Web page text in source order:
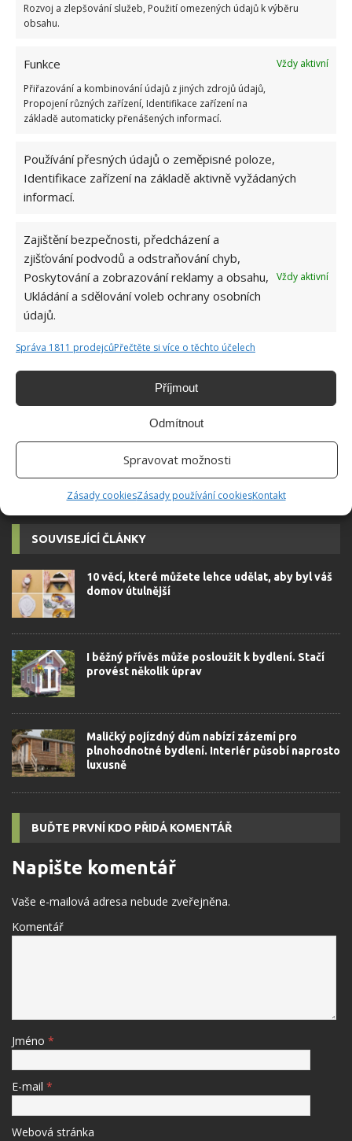
Rozvoj a zlepšování služeb, Použití omezených údajů k výběru
obsahu.
Funkce
Vždy aktivní
Přiřazování a kombinování údajů z jiných zdrojů údajů,
Propojení různých zařízení, Identifikace zařízení na
základě automaticky přenášených informací.
Používání přesných údajů o zeměpisné poloze,
Identifikace zařízení na základě aktivně vyžádaných
informací.
Zajištění bezpečnosti, předcházení a
zjišťování podvodů a odstraňování chyb,
Poskytování a zobrazování reklamy a obsahu,
Ukládání a sdělování voleb ochrany osobních
údajů.
Vždy aktivní
Správa 1811 prodejcůPřečtěte si více o těchto účelech
Příjmout
Odmítnout
Spravovat možnosti
Zásady cookiesZásady používání cookiesKontakt
BYDLENÍ CELEBRITY DOMOV
Přidejte svůj názor
KOMENTOVAT
redaktorky ji tak nadchla, že se
autorovi]
SOUVISEJÍCÍ ČLÁNKY
10 věcí, které můžete lehce udělat, aby byl váš
domov útulnější
I běžný přívěs může posloužit k bydlení. Stačí
provést několik úprav
Maličký pojízdný dům nabízí zázemí pro
plnohodnotné bydlení. Interiér působí naprosto
luxusně
BUĎTE PRVNÍ KDO PŘIDÁ KOMENTÁŘ
Napište komentář
Vaše e-mailová adresa nebude zveřejněna.
Komentář
Jméno *
E-mail *
Webová stránka